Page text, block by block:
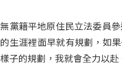
無黨籍平地原住民立法委員
的生涯裡面早就有規劃，如
樣子的規劃，我就會全力以赴